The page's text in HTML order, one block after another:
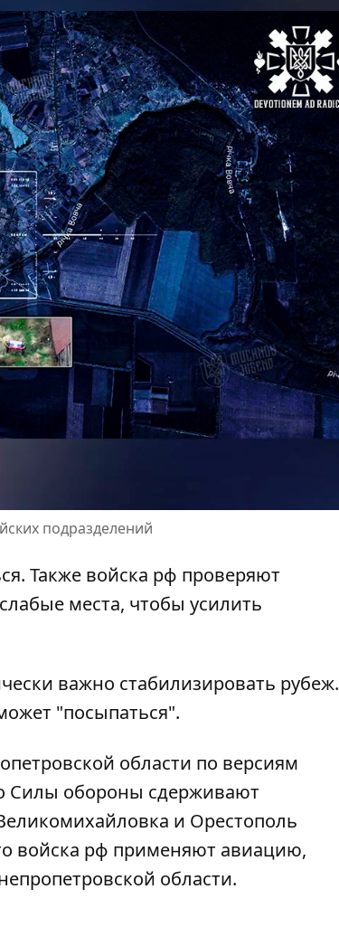
подразделений
Также войска рф проверяют
места, чтобы усилить
важно стабилизировать рубеж.
"посыпаться".
области по версиям
Силы обороны сдерживают
и Орестополь
войска рф применяют авиацию,
области.